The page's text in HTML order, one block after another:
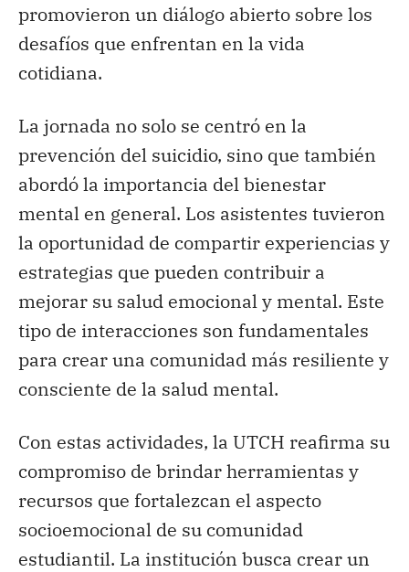
promovieron un diálogo abierto sobre los
desafíos que enfrentan en la vida
cotidiana.
La jornada no solo se centró en la
prevención del suicidio, sino que también
abordó la importancia del bienestar
mental en general. Los asistentes tuvieron
la oportunidad de compartir experiencias y
estrategias que pueden contribuir a
mejorar su salud emocional y mental. Este
tipo de interacciones son fundamentales
para crear una comunidad más resiliente y
consciente de la salud mental.
Con estas actividades, la UTCH reafirma su
compromiso de brindar herramientas y
recursos que fortalezcan el aspecto
socioemocional de su comunidad
estudiantil. La institución busca crear un